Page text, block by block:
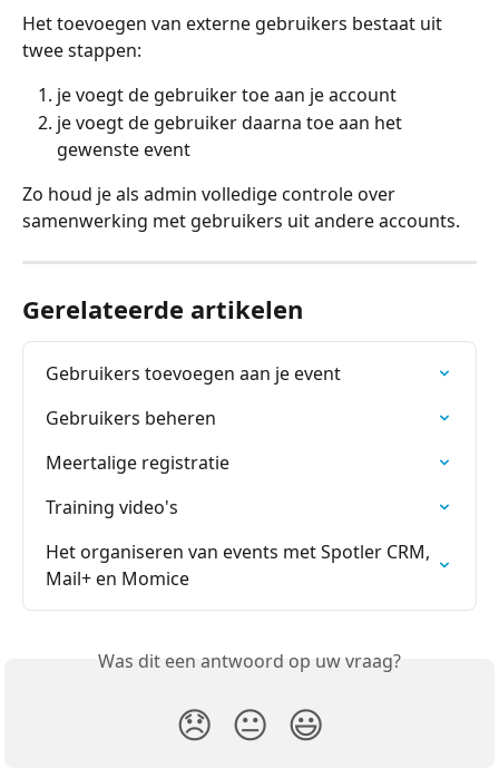
Het toevoegen van externe gebruikers bestaat uit
twee stappen:
je voegt de gebruiker toe aan je account
je voegt de gebruiker daarna toe aan het
gewenste event
Zo houd je als admin volledige controle over
samenwerking met gebruikers uit andere accounts.
Gerelateerde artikelen
Gebruikers toevoegen aan je event
Gebruikers beheren
Meertalige registratie
Training video's
Het organiseren van events met Spotler CRM,
Mail+ en Momice
Was dit een antwoord op uw vraag?
😞 😐 😃